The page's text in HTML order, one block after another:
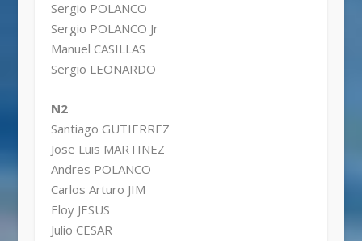
Sergio POLANCO
Sergio POLANCO Jr
Manuel CASILLAS
Sergio LEONARDO
N2
Santiago GUTIERREZ
Jose Luis MARTINEZ
Andres POLANCO
Carlos Arturo JIM
Eloy JESUS
Julio CESAR